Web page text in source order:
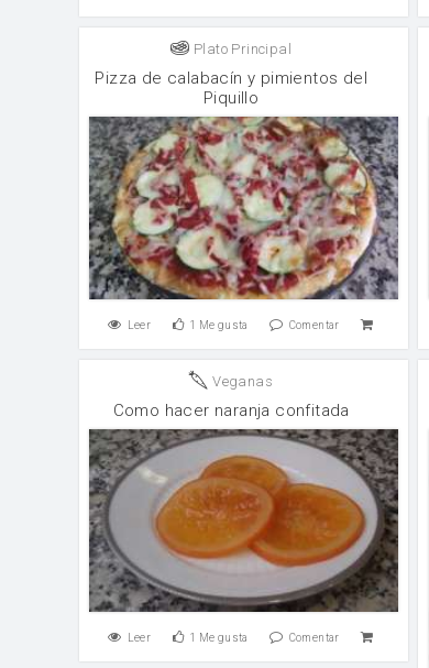
Plato Principal
Pizza de calabacín y pimientos del
Piquillo
Leer 1 Me gusta Comentar
Veganas
Como hacer naranja confitada
Leer 1 Me gusta Comentar